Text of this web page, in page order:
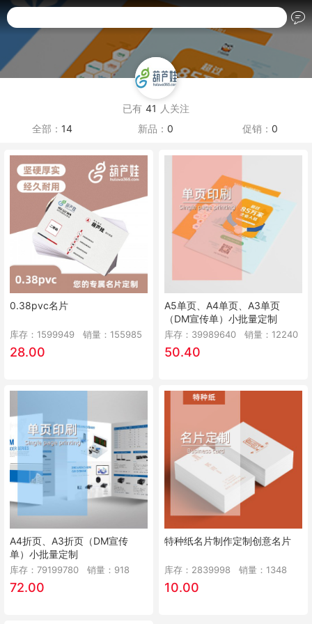
已有 41 人关注
全部： 14 新品：0 促销： 0
0.38pvc名片
库存：1599949 销量：155985
28.00
A5单页、A4单页、A3单页
（DM宣传单）小批量定制
库存：39989640 销量：12240
50.40
A4折页、A3折页（DM宣传
单）小批量定制
库存：79199780 销量： 918
72.00
特种纸名片制作定制创意名片
库存：2839998 销量：1348
10.00